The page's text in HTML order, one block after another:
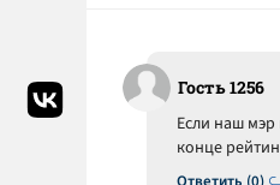
Гость 1256
Если наш мэр
конце